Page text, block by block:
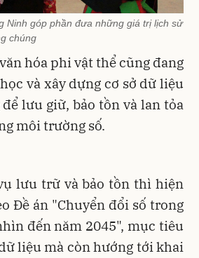
Ninh góp phần đưa những giá trị lịch sử
chúng
hóa phi vật thể cũng đang
và xây dựng cơ sở dữ liệu
lưu giữ, bảo tồn và lan tỏa
môi trường số.
lưu trữ và bảo tồn thì hiện
Đề án "Chuyển đổi số trong
đến năm 2045", mục tiêu
liệu mà còn hướng tới khai